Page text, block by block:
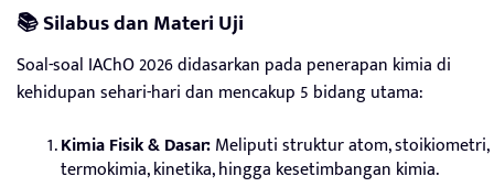
📚 Silabus dan Materi Uji
Soal-soal IAChO 2026 didasarkan pada penerapan kimia di
kehidupan sehari-hari dan mencakup 5 bidang utama:
Kimia Fisik & Dasar:Meliputi struktur atom, stoikiometri,
termokimia, kinetika, hingga kesetimbangan kimia.